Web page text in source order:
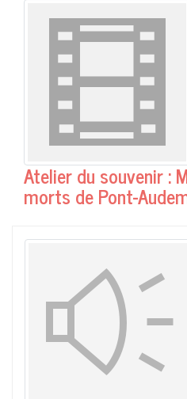
Atelier du souvenir :
morts de Pont-